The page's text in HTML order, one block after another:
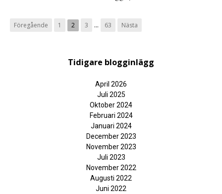
Föregående 1 2 3 ... 63 Nästa
Tidigare blogginlägg
April 2026
Juli 2025
Oktober 2024
Februari 2024
Januari 2024
December 2023
November 2023
Juli 2023
November 2022
Augusti 2022
Juni 2022